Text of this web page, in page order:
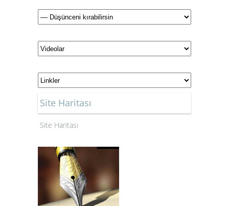
Site Haritası
Site Haritası